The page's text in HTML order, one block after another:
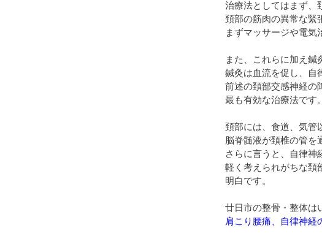
治療法としてはまず、
頚部の筋肉の異常な緊
まずマッサージや電気
また、これらに加え鍼
鍼灸は血流を促し、自
前述の頚部交感神経の
最も有効な治療法です。
頚部には、食道、気管
脳脊髄液が頚椎の管を
さらに言うと、自律神
軽く考えられがちな頚
明白です。
廿日市の整骨・整体は
肩こり腰痛、自律神経